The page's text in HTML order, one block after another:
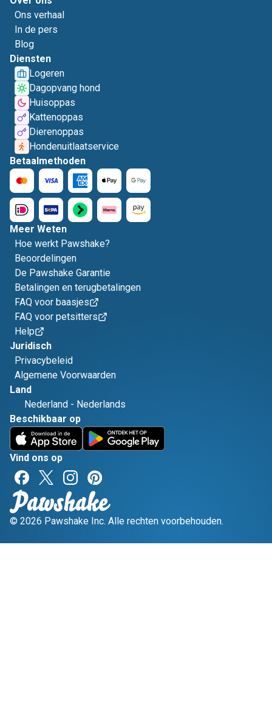
Ons verhaal
In de pers
Blog
Diensten
Logeren
Dagopvang hond
Huisoppas
Kattenoppas
Dierenoppas
Hondenuitlaatservice
Betaalmethoden
Meer Weten
Hoe werkt Pawshake?
Beoordelingen
De Pawshake Garantie
Betalingen en terugbetalingen
FAQ voor baasjes
FAQ voor petsitters
Help
Juridisch
Privacybeleid
Algemene Voorwaarden
Land
Nederland - Nederlands
Beschikbaar op
Vind ons op
© 2026 Pawshake Inc. Alle rechten voorbehouden.